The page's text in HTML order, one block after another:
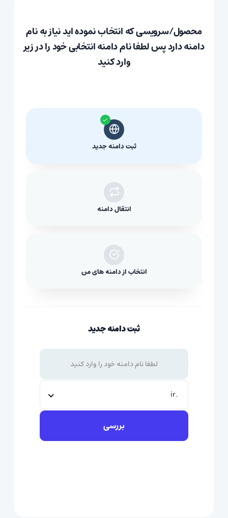
محصول/سرویسی که انتخاب نموده اید نیاز به نام
دامنه دارد پس لطفا نام دامنه انتخابی خود را در زیر
وارد کنید
ثبت دامنه جدید
انتقال دامنه
انتخاب از دامنه های من
ثبت دامنه جدید
.ir
بررسی